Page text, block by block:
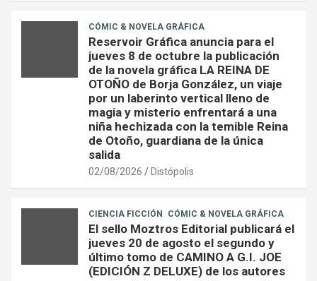
CÓMIC & NOVELA GRÁFICA
Reservoir Gráfica anuncia para el
jueves 8 de octubre la publicación
de la novela gráfica LA REINA DE
OTOÑO de Borja González, un viaje
por un laberinto vertical lleno de
magia y misterio enfrentará a una
niña hechizada con la temible Reina
de Otoño, guardiana de la única
salida
02/08/2026 Distópolis
CIENCIA FICCIÓN CÓMIC & NOVELA GRÁFICA
El sello Moztros Editorial publicará el
jueves 20 de agosto el segundo y
último tomo de CAMINO A G.I. JOE
(EDICIÓN Z DELUXE) de los autores